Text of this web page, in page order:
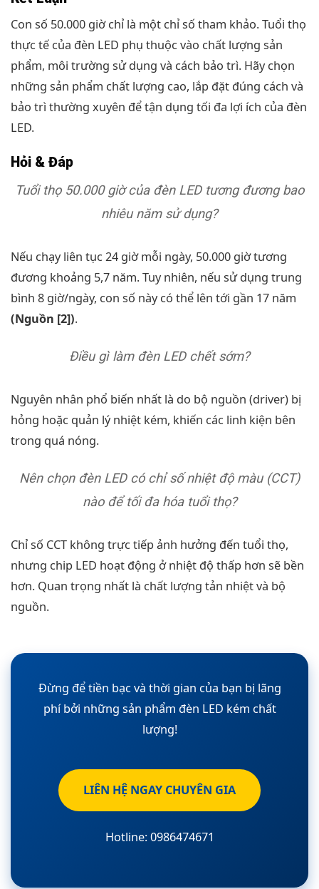
Con số 50.000 giờ chỉ là một chỉ số tham khảo. Tuổi thọ
thực tế của đèn LED phụ thuộc vào chất lượng sản
phẩm, môi trường sử dụng và cách bảo trì. Hãy chọn
những sản phẩm chất lượng cao, lắp đặt đúng cách và
bảo trì thường xuyên để tận dụng tối đa lợi ích của đèn
LED.
Hỏi & Đáp
Tuổi thọ 50.000 giờ của đèn LED tương đương bao
nhiêu năm sử dụng?
Nếu chạy liên tục 24 giờ mỗi ngày, 50.000 giờ tương
đương khoảng 5,7 năm. Tuy nhiên, nếu sử dụng trung
bình 8 giờ/ngày, con số này có thể lên tới gần 17 năm
(Nguồn [2]).
Điều gì làm đèn LED chết sớm?
Nguyên nhân phổ biến nhất là do bộ nguồn (driver) bị
hỏng hoặc quản lý nhiệt kém, khiến các linh kiện bên
trong quá nóng.
Nên chọn đèn LED có chỉ số nhiệt độ màu (CCT)
nào để tối đa hóa tuổi thọ?
Chỉ số CCT không trực tiếp ảnh hưởng đến tuổi thọ,
nhưng chip LED hoạt động ở nhiệt độ thấp hơn sẽ bền
hơn. Quan trọng nhất là chất lượng tản nhiệt và bộ
nguồn.
Đừng để tiền bạc và thời gian của bạn bị lãng
phí bởi những sản phẩm đèn LED kém chất
lượng!
LIÊN HỆ NGAY CHUYÊN GIA
Hotline: 0986474671